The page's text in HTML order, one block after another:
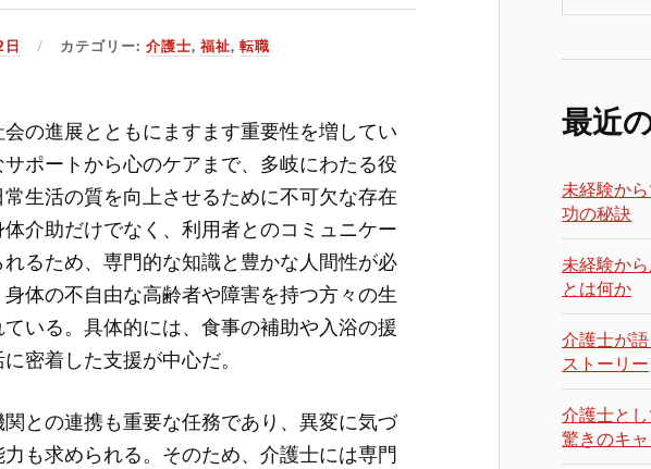
カテゴリー:介護士,福祉,転職
の進展とともにますます重要性を増してい
ポートから心のケアまで、多岐にわたる役
生活の質を向上させるために不可欠な存在
介助だけでなく、利用者とのコミュニケー
るため、専門的な知識と豊かな人間性が必
体の不自由な高齢者や障害を持つ方々の生
いる。具体的には、食事の補助や入浴の援
密着した支援が中心だ。
との連携も重要な任務であり、異変に気づ
も求められる。そのため、介護士には専門
最近
未経験か
功の秘訣
未経験か
とは何か
介護士が
ストーリー
介護士と
驚きのキ